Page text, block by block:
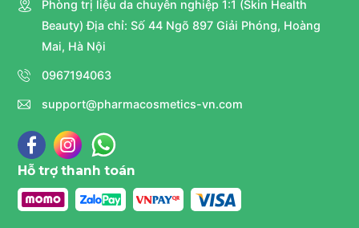
Phòng trị liệu da chuyên nghiệp 1:1 (Skin Health
Beauty) Địa chỉ: Số 44 Ngõ 897 Giải Phóng, Hoàng
Mai, Hà Nội
0967194063
support@pharmacosmetics-vn.com
Hỗ trợ thanh toán